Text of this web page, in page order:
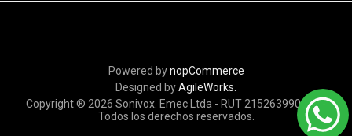
Powered bynopCommerce
Designed byAgileWorks.
Copyright ® 2026 Sonivox. Emec Ltda - RUT 215263990010 -
Todos los derechos reservados.